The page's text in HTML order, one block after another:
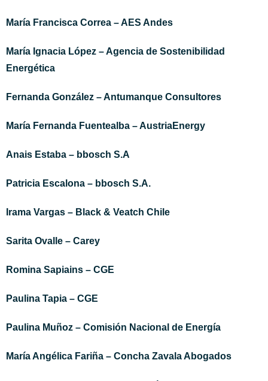
María Francisca Correa – AES Andes
María Ignacia López – Agencia de Sostenibilidad
Energética
Fernanda González – Antumanque Consultores
María Fernanda Fuentealba – AustriaEnergy
Anais Estaba – bbosch S.A
Patricia Escalona – bbosch S.A.
Irama Vargas – Black & Veatch Chile
Sarita Ovalle – Carey
Romina Sapiains – CGE
Paulina Tapia – CGE
Paulina Muñoz – Comisión Nacional de Energía
María Angélica Fariña – Concha Zavala Abogados